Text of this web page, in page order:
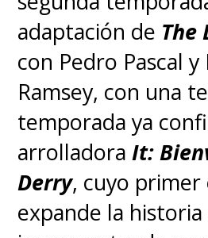
novelas ya
título "El
Reinos".
Hasta el momento
publicado tres de
mucho más cortas
entregas de
adaptación de The
con Pedro Pascal y
Ramsey, con una
temporada ya
arrolladoraIt:
Derry, cuyo primer
expande la